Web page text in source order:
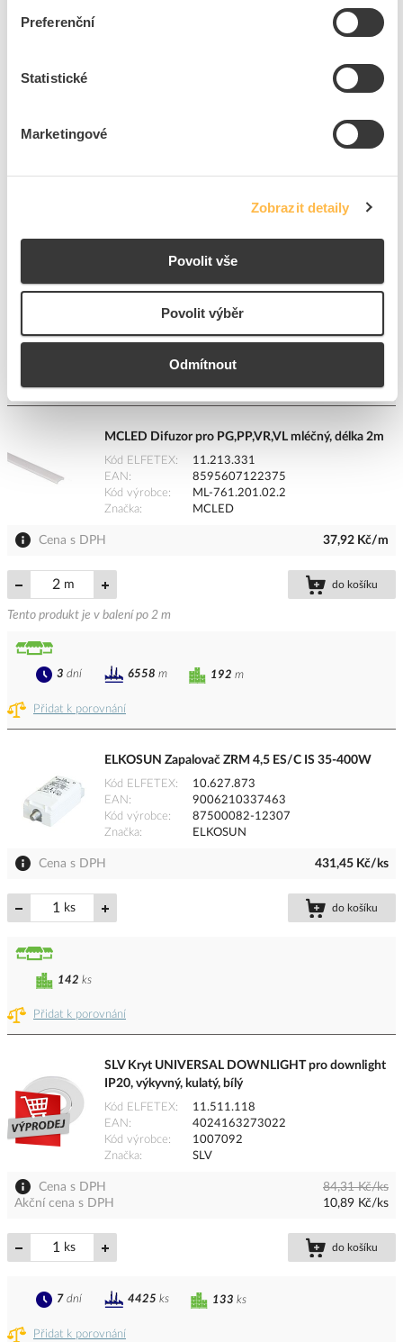
Preferenční
Statistické
Marketingové
Zobrazit detaily
Povolit vše
Povolit výběr
Odmítnout
Přidat k porovnání
OSRAM Startér 4-22W ST151
Přidat k porovnání
MCLED Difuzor pro PG,PP,VR,VL mléčný, délka 2m
Kód ELFETEX
11.213.331
EAN
8595607122375
Kód výrobce
ML-761.201.02.2
Značka
MCLED
Cena s DPH 37,92 Kč/m
m do košíku
Tento produkt je v balení po 2 m
Přidat k porovnání
192 m
3 dní 6558 m
ELKOSUN Zapalovač ZRM 4,5 ES/C IS 35-400W
Kód ELFETEX
10.627.873
EAN
9006210337463
Kód výrobce
87500082-12307
Značka
ELKOSUN
Cena s DPH 431,45 Kč/ks
ks do košíku
Přidat k porovnání
142 ks
SLV Kryt UNIVERSAL DOWNLIGHT pro downlight
IP20, výkyvný, kulatý, bílý
Kód ELFETEX
11.511.118
EAN
4024163273022
Kód výrobce
1007092
Značka
SLV
Cena s DPH
84,31 Kč/ks
Akční cena s DPH
10,89 Kč/ks
ks do košíku
Přidat k porovnání
133 ks
7 dní 4425 ks